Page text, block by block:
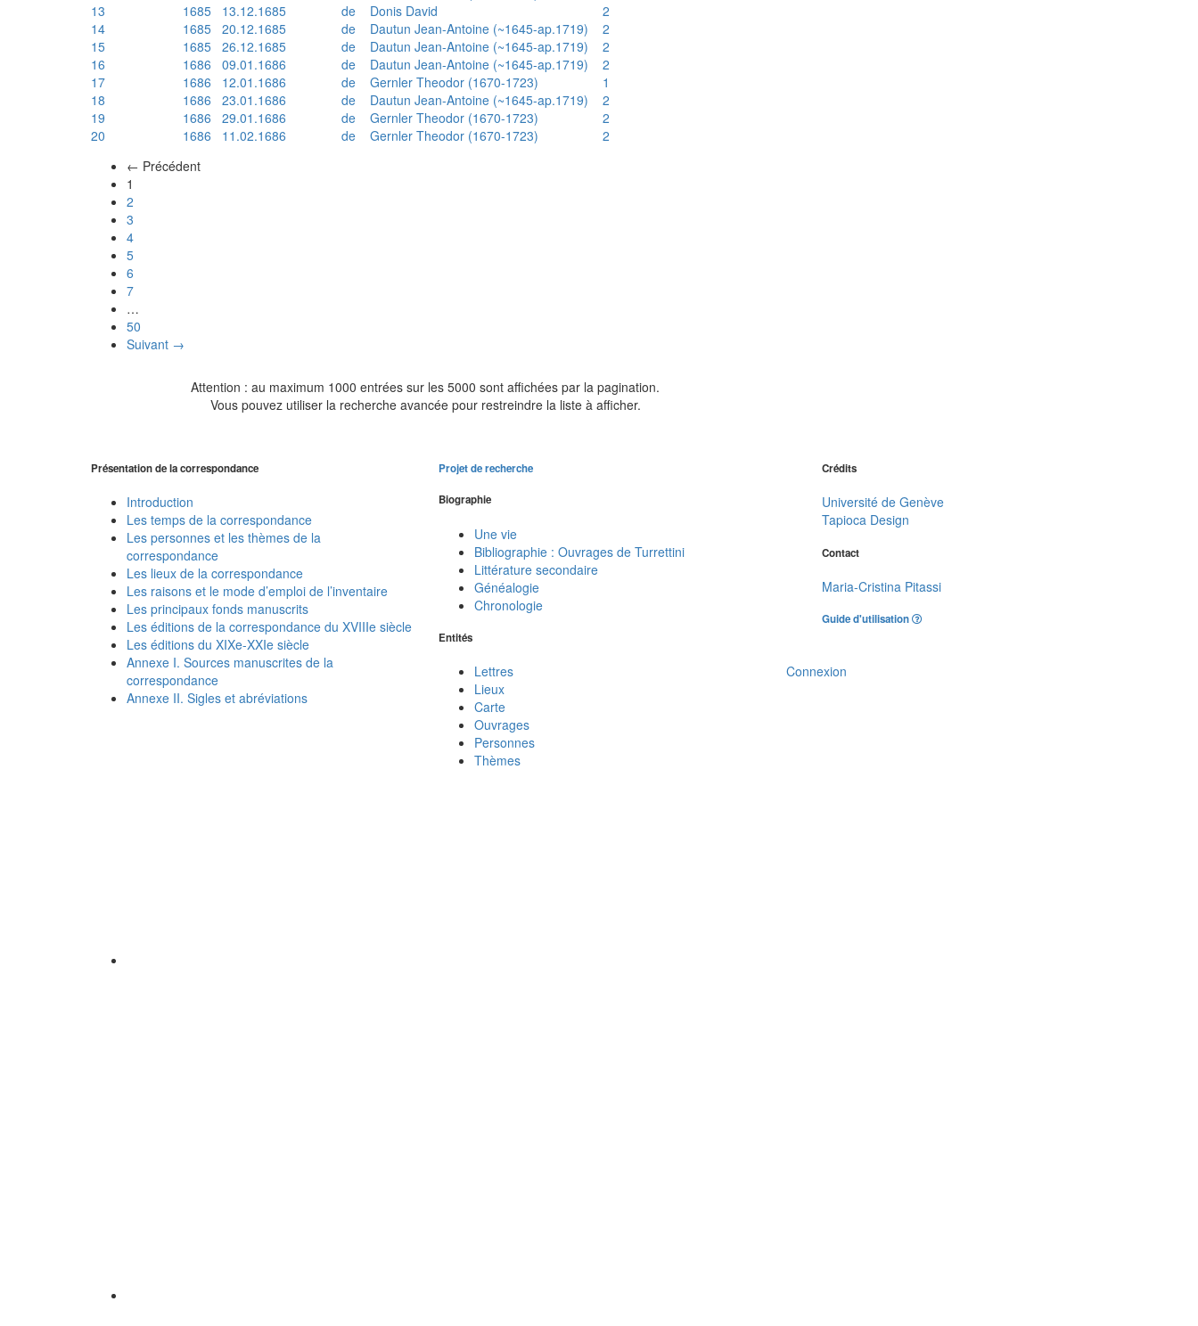
13
1685 13.12.1685 de Donis David
2
14
1685 20.12.1685 de Dautun Jean-Antoine (~1645-ap.1719)
2
15
1685 26.12.1685 de Dautun Jean-Antoine (~1645-ap.1719)
2
16
1686 09.01.1686 de Dautun Jean-Antoine (~1645-ap.1719)
2
17
1686 12.01.1686 de Gernler Theodor (1670-1723)
1
18
1686 23.01.1686 de Dautun Jean-Antoine (~1645-ap.1719)
2
19
1686 29.01.1686 de Gernler Theodor (1670-1723)
2
20
1686 11.02.1686 de Gernler Theodor (1670-1723)
2
← Précédent
1
2
3
4
5
6
7
…
50
Suivant →
Attention : au maximum 1000 entrées sur les 5000 sont affichées par la pagination.
Vous pouvez utiliser la recherche avancée pour restreindre la liste à afficher.
Présentation de la correspondance
Introduction
Les temps de la correspondance
Les personnes et les thèmes de la
correspondance
Les lieux de la correspondance
Les raisons et le mode d’emploi de l’inventaire
Les principaux fonds manuscrits
Les éditions de la correspondance du XVIIIe siècle
Les éditions du XIXe-XXIe siècle
Annexe I. Sources manuscrites de la
correspondance
Annexe II. Sigles et abréviations
Projet de recherche
Biographie
Une vie
Bibliographie : Ouvrages de Turrettini
Littérature secondaire
Généalogie
Chronologie
Entités
Lettres
Lieux
Carte
Ouvrages
Personnes
Thèmes
Crédits
Université de Genève
Tapioca Design
Contact
Maria-Cristina Pitassi
Guide d'utilisation
Connexion